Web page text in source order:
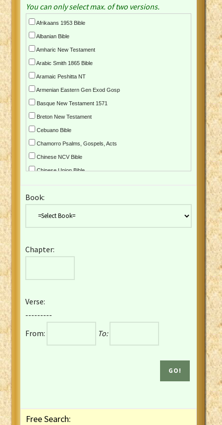
You can only select max. of two versions.
Afrikaans 1953 Bible
Albanian Bible
Amharic New Testament
Arabic Smith 1865 Bible
Aramaic Peshitta NT
Armenian Eastern Gen Exod Gosp
Basque New Testament 1571
Breton New Testament
Cebuano Bible
Chamorro Psalms, Gospels, Acts
Chinese NCV Bible
Chinese Union Bible
Czech Kralicka Bible
English YLT 1898 Bible
French Darby Bible
French Louis Segond Bible
Gaelic (Manx) Selections
Gaelic (Scottish) Mark
Book:
Chapter:
Verse:
---------
From:
To:
Free Search: